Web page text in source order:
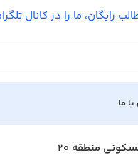
رایگان، ما را در کانال
ما
منطقه 20